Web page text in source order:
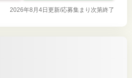
2026年8月4日更新/応募集まり次第終了